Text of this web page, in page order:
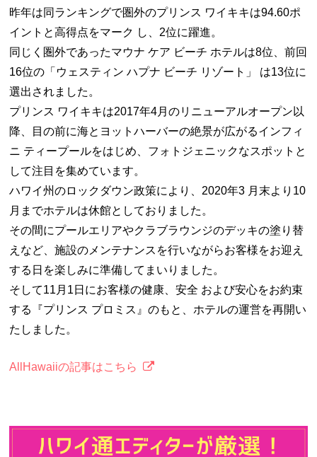
昨年は同ランキングで圏外のプリンス ワイキキは94.60ポ
イントと高得点をマーク し、2位に躍進。
同じく圏外であったマウナ ケア ビーチ ホテルは8位、前回
16位の「ウェスティン ハプナ ビーチ リゾート」 は13位に
選出されました。
プリンス ワイキキは2017年4月のリニューアルオープン以
降、目の前に海とヨットハーバーの絶景が広がるインフィ
ニ ティープールをはじめ、フォトジェニックなスポットと
して注目を集めています。
ハワイ州のロックダウン政策により、2020年3 月末より10
月までホテルは休館としておりました。
その間にプールエリアやクラブラウンジのデッキの塗り替
えなど、施設のメンテナンスを行いながらお客様をお迎え
する日を楽しみに準備してまいりました。
そして11月1日にお客様の健康、安全 および安心をお約束
する『プリンス プロミス』のもと、ホテルの運営を再開い
たしました。
AllHawaiiの記事はこちら